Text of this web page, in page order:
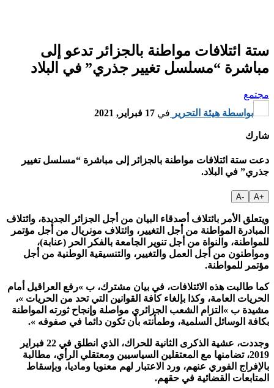
ستة ائتلافات مواطنة بالجزائر تدعو إلى
مباشرة “مسلسل تغيير جذري” في البلاد
مجتمع
بواسطة هيئة التحرير في 17 فبراير, 2021
شارك
دعت ستة ائتلافات مواطنة بالجزائر إلى مباشرة “مسلسل تغيير
جذري” في البلاد.
+A
-A
ويتعلق الأمر بائتلاف أصدقاء البيان من أجل الجزائر الجديدة، وائتلاف
المبادرة المواطنة من أجل التغيير، وائتلاف مونريال من أجل مؤتمر
للمواطنة، والنواة من أجل تنوير الجامعة بالفكر الحر (عنابة)،
ومواطنون من أجل العمل والتغيير، والتنسيقية الوطنية من أجل
مؤتمر للمواطنة.
كما طالبت هذه الائتلافات، في بيان مشترك، ب »رفع العراقيل أمام
الحريات العامة، وكذا بإلغاء كافة القوانين التي تحد من الحريات »،
مشيدة ب »التزام الشعب الجزائري مواصلة وإنجاح ثورته المواطنة
بكافة الوسائل السلمية، وطمأنته بأن تكون دائما في صفوفه ».
وجددت، عشية الذكرى الثانية للحراك، الذي انطلق في 22 فبراير
2019، تضامنها مع المعتقلين السياسيين ومعتقلي الرأي، مطالبة
بالإفراج الفوري عنهم، ورد الاعتبار لهم معنويا وماديا، وبإسقاط
المتابعات القضائية في حقهم.